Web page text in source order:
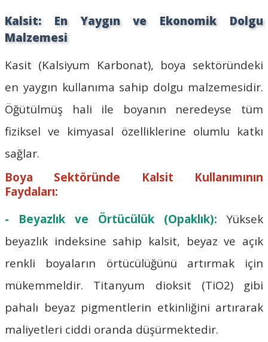
Kalsit: En Yaygın ve Ekonomik Dolgu
Malzemesi
Kasit (Kalsiyum Karbonat), boya sektöründeki
en yaygın kullanıma sahip dolgu malzemesidir.
Öğütülmüş hali ile boyanın neredeyse tüm
fiziksel ve kimyasal özelliklerine olumlu katkı
sağlar.
Boya Sektöründe Kalsit Kullanımının
Faydaları:
- Beyazlık ve Örtücülük (Opaklık): Yüksek
beyazlık indeksine sahip kalsit, beyaz ve açık
renkli boyaların örtücülüğünü artırmak için
mükemmeldir. Titanyum dioksit (TiO2) gibi
pahalı beyaz pigmentlerin etkinliğini artırarak
maliyetleri ciddi oranda düşürmektedir.